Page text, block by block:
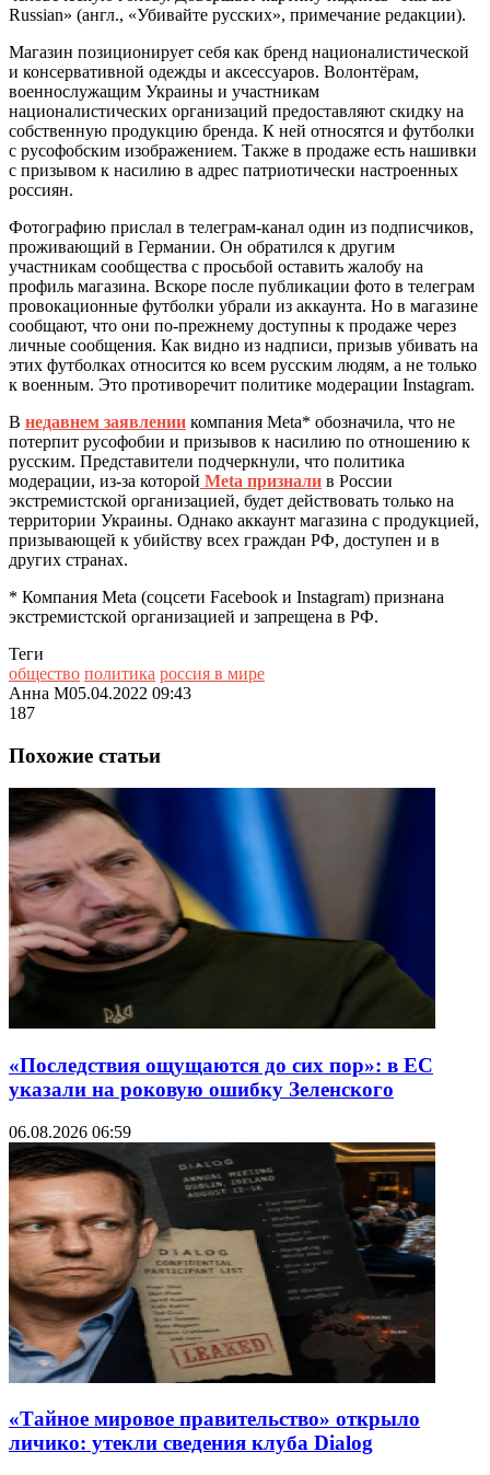
Russian» (англ., «Убивайте русских», примечание редакции).
Магазин позиционирует себя как бренд националистической
и консервативной одежды и аксессуаров. Волонтёрам,
военнослужащим Украины и участникам
националистических организаций предоставляют скидку на
собственную продукцию бренда. К ней относятся и футболки
с русофобским изображением. Также в продаже есть нашивки
с призывом к насилию в адрес патриотически настроенных
россиян.
Фотографию прислал в телеграм-канал один из подписчиков,
проживающий в Германии. Он обратился к другим
участникам сообщества с просьбой оставить жалобу на
профиль магазина. Вскоре после публикации фото в телеграм
провокационные футболки убрали из аккаунта. Но в магазине
сообщают, что они по-прежнему доступны к продаже через
личные сообщения. Как видно из надписи, призыв убивать на
этих футболках относится ко всем русским людям, а не только
к военным. Это противоречит политике модерации Instagram.
В недавнем заявлении компания Meta* обозначила, что не
потерпит русофобии и призывов к насилию по отношению к
русским. Представители подчеркнули, что политика
модерации, из-за которой Meta признали в России
экстремистской организацией, будет действовать только на
территории Украины. Однако аккаунт магазина с продукцией,
призывающей к убийству всех граждан РФ, доступен и в
других странах.
* Компания Meta (соцсети Facebook и Instagram) признана
экстремистской организацией и запрещена в РФ.
Теги
общество политика россия в мире
Анна М05.04.2022 09:43
187
Похожие статьи
«Последствия ощущаются до сих пор»: в ЕС
указали на роковую ошибку Зеленского
06.08.2026 06:59
«Тайное мировое правительство» открыло
личико: утекли сведения клуба Dialog